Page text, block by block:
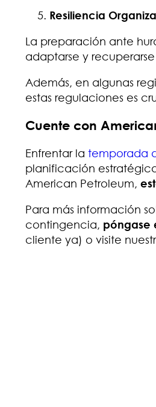
Resiliencia
La preparación ante
adaptarse y
Además, en algunas
estas regulaciones es
Cuente con
Enfrentar la temporada
planificación
American Petroleum,
Para más información
contingencia, póngase
cliente ya) o visite